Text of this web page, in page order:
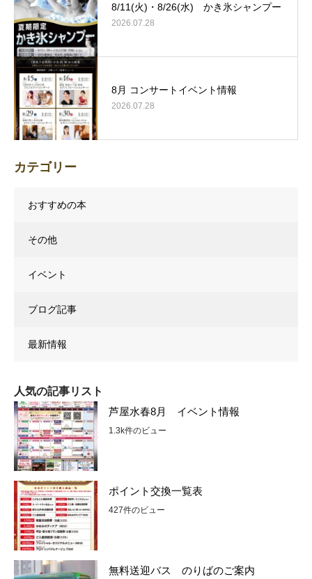
8/11(火)・8/26(水) かき氷シャンプー
2026.07.28
8月 コンサートイベント情報
2026.07.28
カテゴリー
おすすめの本
その他
イベント
ブログ記事
最新情報
人気の記事リスト
芦屋水春8月 イベント情報
1.3k件のビュー
ポイント交換一覧表
427件のビュー
無料送迎バス のりばのご案内